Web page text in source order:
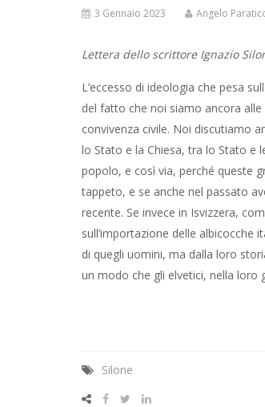
3 Gennaio 2023 Angelo
Lettera dello scrittore Ignazio
L’eccesso di ideologia che pesa
del fatto che noi siamo ancora
convivenza civile. Noi discutiamo
lo Stato e la Chiesa, tra lo Stato e
popolo, e così via, perché queste
tappeto, e se anche nel passato
recente. Se invece in Isvizzera,
sull’importazione delle albicocche
di quegli uomini, ma dalla loro
un modo che gli elvetici, nella loro
Silone